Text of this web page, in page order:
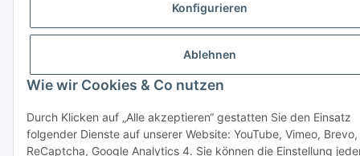
Konfigurieren
Ablehnen
Wie wir Cookies & Co nutzen
Durch Klicken auf „Alle akzeptieren“ gestatten Sie den Einsatz
folgender Dienste auf unserer Website: YouTube, Vimeo, Brevo,
ReCaptcha, Google Analytics 4. Sie können die Einstellung